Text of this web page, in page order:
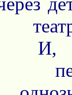
И,